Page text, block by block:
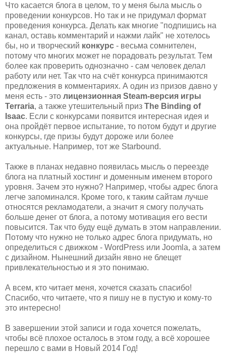
Что касается блога в целом, то у меня была мысль о
проведении конкурсов. Но так и не придумал формат
проведения конкурса. Делать как многие "подпишись на
канал, оставь комментарий и нажми лайк" не хотелось
бы, но и творческий конкурс - весьма сомнителен,
потому что многих может не порадовать результат. Тем
более как проверить однозначно - сам человек делал
работу или нет. Так что на счёт конкурса принимаются
предложения в комментариях. А один из призов давно у
меня есть - это лицензионная Steam-версия игры
Terraria, а также утешительный приз The Binding of
Isaac. Если с конкурсами появится интересная идея и
она пройдёт первое испытание, то потом будут и другие
конкурсы, где призы будут дороже или более
актуальные. Например, тот же Starbound.
Также в планах недавно появилась мысль о переезде
блога на платный хостинг и доменным именем второго
уровня. Зачем это нужно? Например, чтобы адрес блога
легче запоминался. Кроме того, к таким сайтам лучше
относятся рекламодатели, а значит я смогу получать
больше денег от блога, а потому мотивация его вести
повысится. Так что буду ещё думать в этом направлении.
Потому что нужно не только адрес блога придумать, но
определиться с движком - WordPress или Joomla, а затем
с дизайном. Нынешний дизайн явно не блещет
привлекательностью и я это понимаю.
А всем, кто читает меня, хочется сказать спасибо!
Спасибо, что читаете, что я пишу не в пустую и кому-то
это интересно!
В завершении этой записи и года хочется пожелать,
чтобы всё плохое осталось в этом году, а всё хорошее
перешло с вами в Новый 2014 Год!